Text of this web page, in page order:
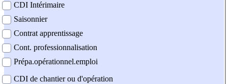
CDI Intérimaire
Saisonnier
Contrat apprentissage
Cont. professionnalisation
Prépa.opérationnel.emploi
CDI de chantier ou d'opération